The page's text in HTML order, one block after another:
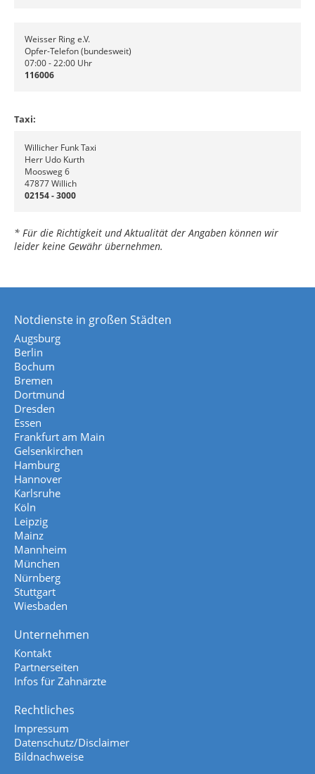
Weisser Ring e.V.
Opfer-Telefon (bundesweit)
07:00 - 22:00 Uhr
116006
Taxi:
Willicher Funk Taxi
Herr Udo Kurth
Moosweg 6
47877 Willich
02154 - 3000
* Für die Richtigkeit und Aktualität der Angaben können wir
leider keine Gewähr übernehmen.
Notdienste in großen Städten
Augsburg
Berlin
Bochum
Bremen
Dortmund
Dresden
Essen
Frankfurt am Main
Gelsenkirchen
Hamburg
Hannover
Karlsruhe
Köln
Leipzig
Mainz
Mannheim
München
Nürnberg
Stuttgart
Wiesbaden
Unternehmen
Kontakt
Partnerseiten
Infos für Zahnärzte
Rechtliches
Impressum
Datenschutz/Disclaimer
Bildnachweise